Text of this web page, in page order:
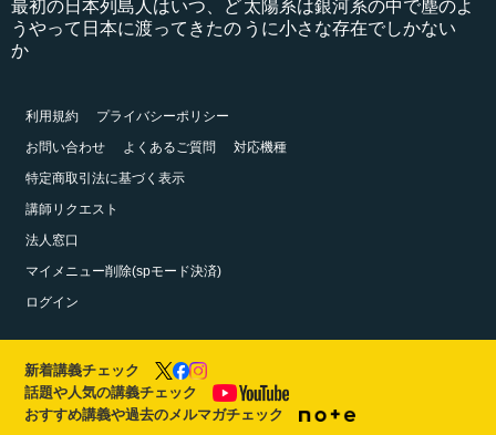
最初の日本列島人はいつ、ど
うやって日本に渡ってきたの
か
太陽系は銀河系の中で塵のよ
うに小さな存在でしかない
利用規約
プライバシーポリシー
お問い合わせ
よくあるご質問
対応機種
特定商取引法に基づく表示
講師リクエスト
法人窓口
マイメニュー削除(spモード決済)
ログイン
新着講義チェック
話題や人気の講義チェック
おすすめ講義や過去のメルマガチェック